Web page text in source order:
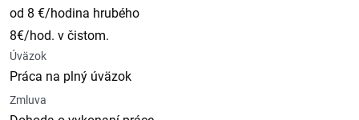
od 8 €/hodina hrubého
8€/hod. v čistom.
Úväzok
Práca na plný úväzok
Zmluva